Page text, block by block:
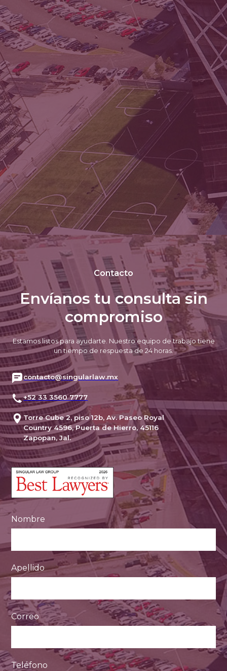
Contacto
Envíanos tu consulta sin
compromiso
Estamos listos para ayudarte. Nuestro equipo de trabajo tiene
un tiempo de respuesta de 24 horas.
contacto@singularlaw.mx
+52 33 3560 7777
Torre Cube 2, piso 12b, Av. Paseo Royal
Country 4596, Puerta de Hierro, 45116
Zapopan, Jal.
Nombre
Apellido
Correo
Teléfono